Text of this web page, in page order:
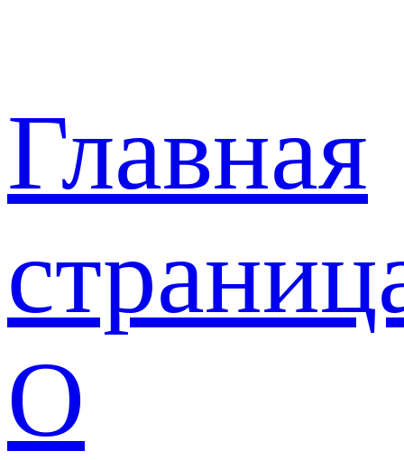
Главная
О